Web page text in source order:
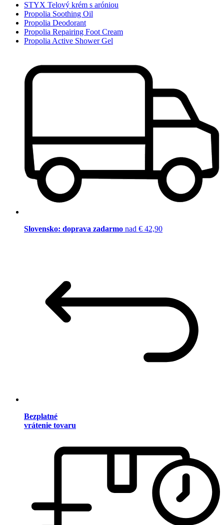
STYX Telový krém s aróniou
Propolia Soothing Oil
Propolia Deodorant
Propolia Repairing Foot Cream
Propolia Active Shower Gel
Slovensko: doprava zadarmo nad € 42,90
Bezplatné
vrátenie tovaru